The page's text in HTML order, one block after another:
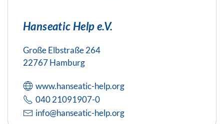
Hanseatic Help e.V.
Große Elbstraße 264
22767 Hamburg
www.hanseatic-help.org
040 21091907-0
info@hanseatic-help.org